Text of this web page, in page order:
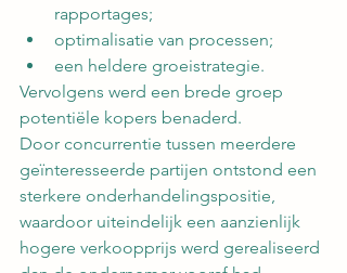
rapportages;
optimalisatie van processen;
een heldere groeistrategie.
Vervolgens werd een brede groep
potentiële kopers benaderd.
Door concurrentie tussen meerdere
geïnteresseerde partijen ontstond een
sterkere onderhandelingspositie,
waardoor uiteindelijk een aanzienlijk
hogere verkoopprijs werd gerealiseerd